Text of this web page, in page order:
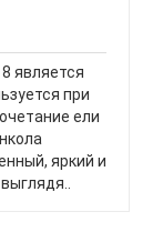
является
при
ели
яркий и